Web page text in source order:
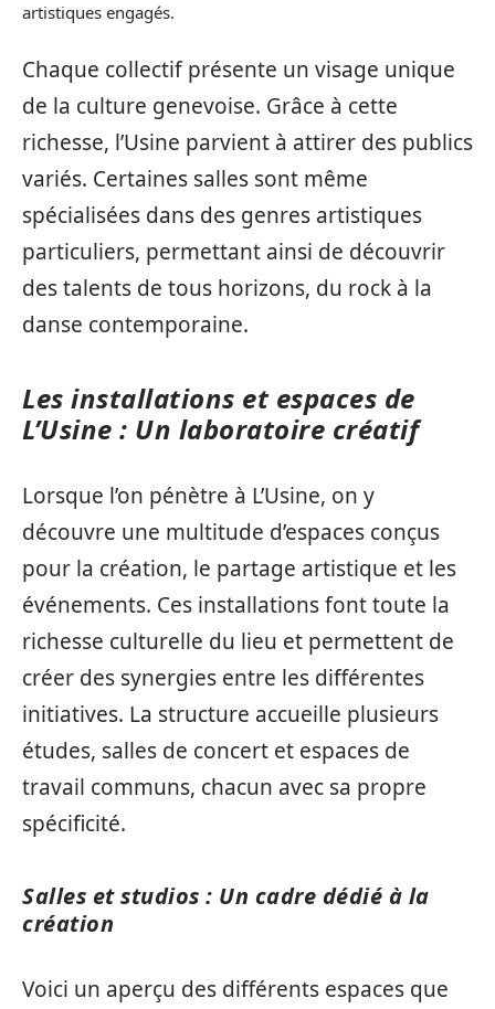
artistiques engagés.
Chaque collectif présente un visage unique
de la culture genevoise. Grâce à cette
richesse, l’Usine parvient à attirer des publics
variés. Certaines salles sont même
spécialisées dans des genres artistiques
particuliers, permettant ainsi de découvrir
des talents de tous horizons, du rock à la
danse contemporaine.
Les installations et espaces de
L’Usine : Un laboratoire créatif
Lorsque l’on pénètre à L’Usine, on y
découvre une multitude d’espaces conçus
pour la création, le partage artistique et les
événements. Ces installations font toute la
richesse culturelle du lieu et permettent de
créer des synergies entre les différentes
initiatives. La structure accueille plusieurs
études, salles de concert et espaces de
travail communs, chacun avec sa propre
spécificité.
Salles et studios : Un cadre dédié à la
création
Voici un aperçu des différents espaces que